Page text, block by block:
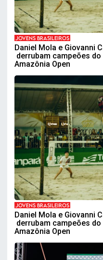
JOVENS BRASILEIROS
Daniel Mola e Giovanni
derrubam campeões
Amazônia Open
JOVENS BRASILEIROS
Daniel Mola e Giovanni
derrubam campeões
Amazônia Open